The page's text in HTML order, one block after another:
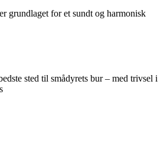
grundlaget for et sundt og harmonisk
sted til smådyrets bur – med trivsel i